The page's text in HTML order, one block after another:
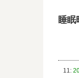
睡眠
11: